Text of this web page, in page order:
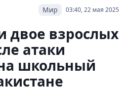
03:40, 22 мая 2025
Мир
двое взрослых
атаки
школьный